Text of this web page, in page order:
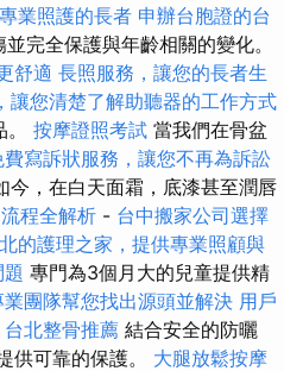
業照護的長者 申辦台胞證的台
完全保護與年齡相關的變化。
舒適 長照服務，讓您的長者生
讓您清楚了解助聽器的工作方式
按摩證照考試 當我們在骨盆
費寫訴狀服務，讓您不再為訴訟
今，在白天面霜，底漆甚至潤唇
程全解析 - 台中搬家公司選擇
的護理之家，提供專業照顧與
專門為3個月大的兒童提供精
團隊幫您找出源頭並解決 用戶
台北整骨推薦 結合安全的防曬
供可靠的保護。 大腿放鬆按摩